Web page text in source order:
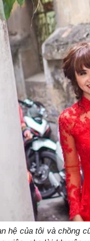
hệ của tôi và chồng